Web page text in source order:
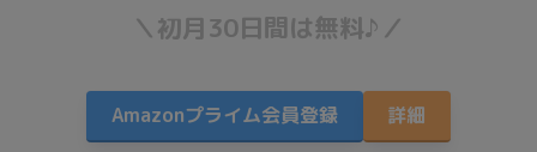
＼初月30日間は無料♪／
Amazonプライム会員登録 詳細